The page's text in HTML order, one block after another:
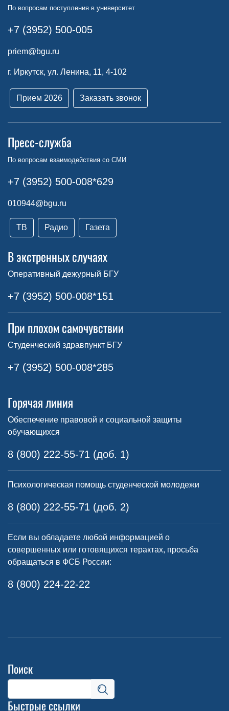
По вопросам поступления в университет
+7 (3952) 500-005
priem@bgu.ru
г. Иркутск, ул. Ленина, 11, 4-102
Прием 2026 Заказать звонок
Пресс-служба
По вопросам взаимодействия со СМИ
+7 (3952) 500-008*629
010944@bgu.ru
ТВ Радио Газета
В экстренных случаях
Оперативный дежурный БГУ
+7 (3952) 500-008*151
При плохом самочувствии
Студенческий здравпункт БГУ
+7 (3952) 500-008*285
Горячая линия
Обеспечение правовой и социальной защиты
обучающихся
8 (800) 222-55-71 (доб. 1)
Психологическая помощь студенческой молодежи
8 (800) 222-55-71 (доб. 2)
Если вы обладаете любой информацией о
совершенных или готовящихся терактах, просьба
обращаться в ФСБ России:
8 (800) 224-22-22
Поиск
Быстрые ссылки